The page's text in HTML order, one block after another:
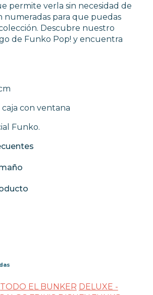
permite verla sin necesidad de
numeradas para que puedas
Descubre nuestro
de Funko Pop! y encuentra
con ventana
Funko.
TODO EL BUNKER DELUXE -